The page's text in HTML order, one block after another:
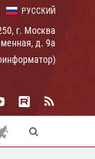
РУССКИЙ
г. Москва
д. 9а